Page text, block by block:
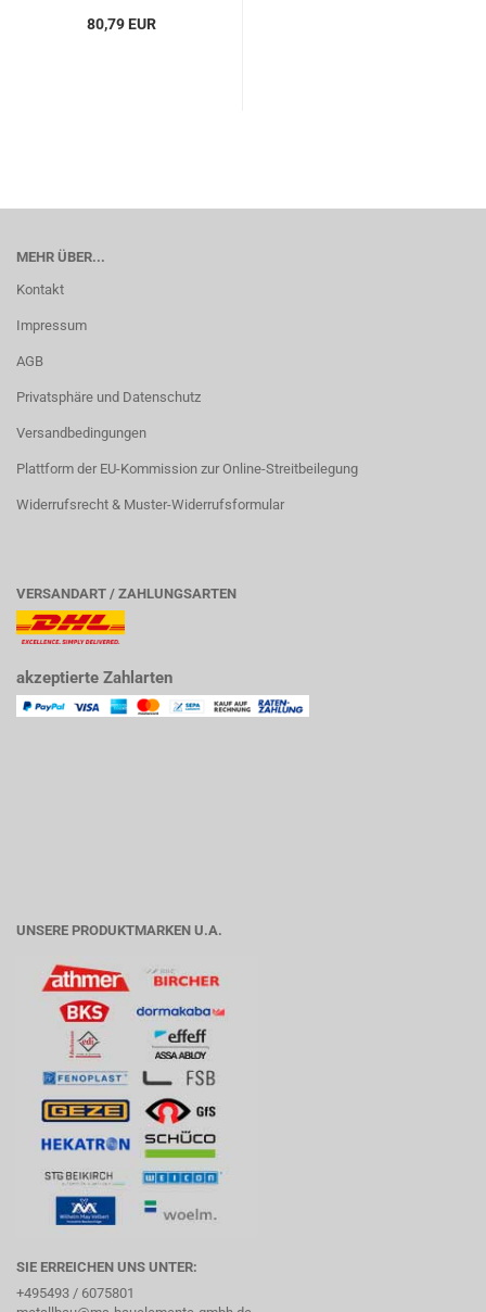
80,79 EUR
MEHR ÜBER...
Kontakt
Impressum
AGB
Privatsphäre und Datenschutz
Versandbedingungen
Plattform der EU-Kommission zur Online-Streitbeilegung
Widerrufsrecht & Muster-Widerrufsformular
VERSANDART / ZAHLUNGSARTEN
akzeptierte Zahlarten
UNSERE PRODUKTMARKEN U.A.
SIE ERREICHEN UNS UNTER:
+495493 / 6075801